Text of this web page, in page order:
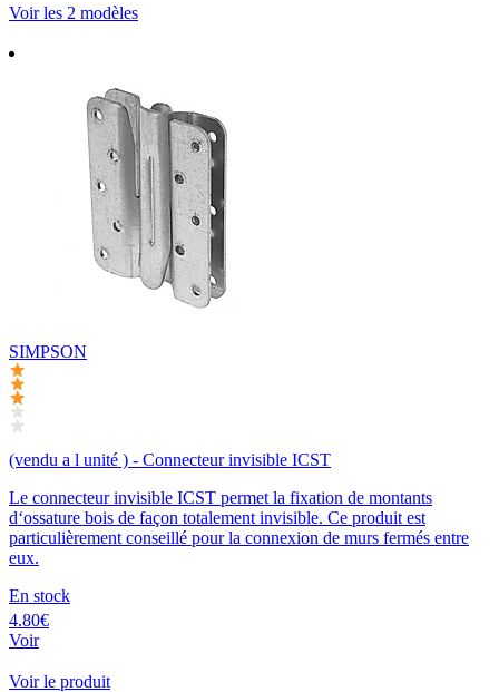
Voir les 2 modèles
SIMPSON
(vendu a l unité ) - Connecteur invisible ICST
Le connecteur invisible ICST permet la fixation de montants
d‘ossature bois de façon totalement invisible. Ce produit est
particulièrement conseillé pour la connexion de murs fermés entre
eux.
En stock
4.80€
Voir
Voir le produit